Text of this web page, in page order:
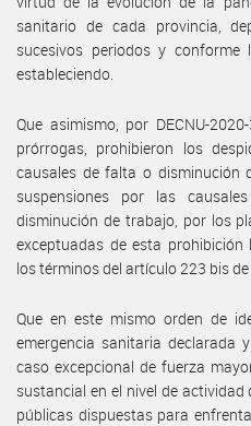
sanitario de cada provincia,
sucesivos periodos y
estableciendo.
Que asimismo, por DECNU-
prórrogas, prohibieron los
causales de falta o disminución
suspensiones por las
disminución de trabajo, por los
exceptuadas de esta
los términos del artículo 223 bis
Que en este mismo orden de
emergencia sanitaria declarada
caso excepcional de fuerza
sustancial en el nivel de
públicas dispuestas para